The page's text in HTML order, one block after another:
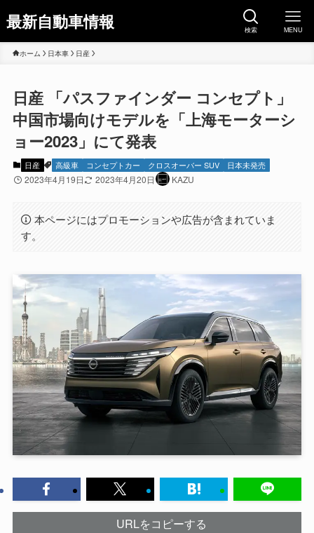
最新自動車情報 検索 MENU
ホーム 日本車 日産
日産 「パスファインダー コンセプト」
中国市場向けモデルを「上海モーターシ
ョー2023」にて発表
日産 高級車 コンセプトカー クロスオーバー SUV 日本未発売
2023年4月19日 2023年4月20日 KAZU
本ページにはプロモーションや広告が含まれていま
す。
URLをコピーする